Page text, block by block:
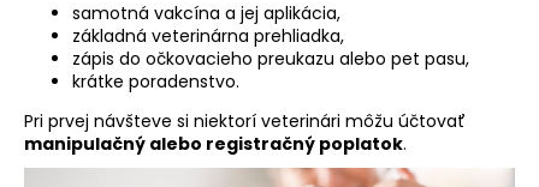
samotná vakcína a jej aplikácia,
základná veterinárna prehliadka,
zápis do očkovacieho preukazu alebo pet pasu,
krátke poradenstvo.
Pri prvej návšteve si niektorí veterinári môžu účtovať
manipulačný alebo registračný poplatok.